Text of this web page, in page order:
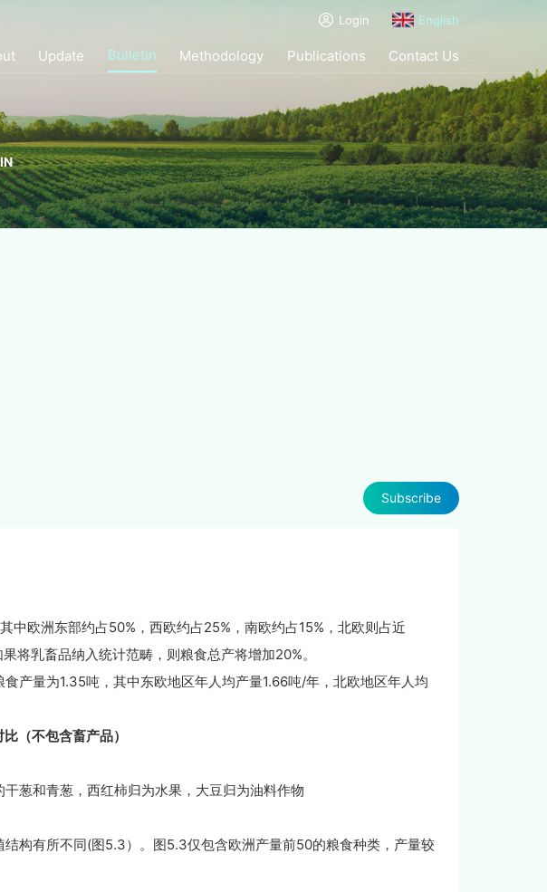
Login English
Update Bulletin Methodology Publications Contact Us
Subscribe
中欧洲东部约占50%，西欧约占25%，南欧约占15%，北欧则占近
将乳畜品纳入统计范畴，则粮食总产将增加20%。
产量为1.35吨，其中东欧地区年人均产量1.66吨/年，北欧地区年人均
（不包含畜产品）
葱和青葱，西红柿归为水果，大豆归为油料作物
构有所不同(图5.3）。图5.3仅包含欧洲产量前50的粮食种类，产量较